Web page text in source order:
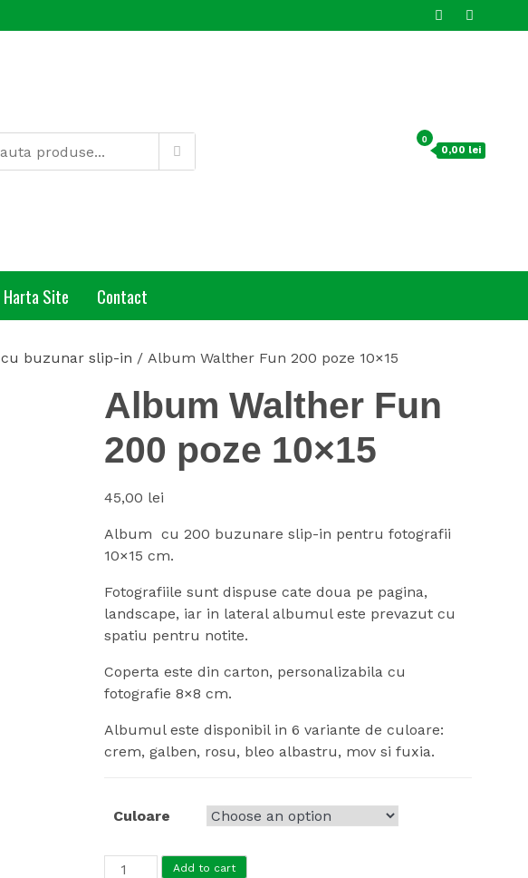
0
0,00 lei
Harta Site Contact
buzunar slip-in / Album Walther Fun 200 poze 10×15
Album Walther Fun
200 poze 10×15
45,00 lei
Album cu 200 buzunare slip-in pentru fotografii
10×15 cm.
Fotografiile sunt dispuse cate doua pe pagina,
landscape, iar in lateral albumul este prevazut cu
spatiu pentru notite.
Coperta este din carton, personalizabila cu
fotografie 8×8 cm.
Albumul este disponibil in 6 variante de culoare:
crem, galben, rosu, bleo albastru, mov si fuxia.
Culoare
Album
Add to cart